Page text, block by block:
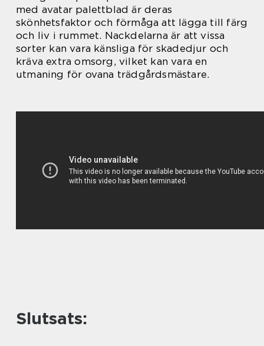
med avatar palettblad är deras
skönhetsfaktor och förmåga att lägga till färg
och liv i rummet. Nackdelarna är att vissa
sorter kan vara känsliga för skadedjur och
kräva extra omsorg, vilket kan vara en
utmaning för ovana trädgårdsmästare.
Slutsats: